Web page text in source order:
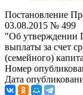
Постановление
03.08.2015 № 499
"Об утверждении
выплаты за счет
(семейного)
Номер
Дата